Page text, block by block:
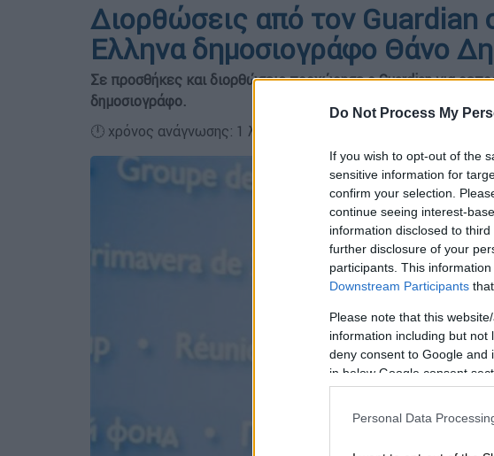
Do Not Process My
If you wish to opt-out of the
sensitive information for
confirm your selection.
continue seeing interest-
information disclosed to
further disclosure of your
participants. This
Downstream Participants
Please note that this
information including but not
deny consent to Google and
in below Google consent
Personal Data
Διορθώσεις από τον Guardian
Ελληνα δημοσιογράφο Θάνο
Σε προσθήκες και διορθώσεις προχώρησε ο Guardian για
δημοσιογράφο.
🕛 χρόνος ανάγνωσης: 1 λεπτό ┋